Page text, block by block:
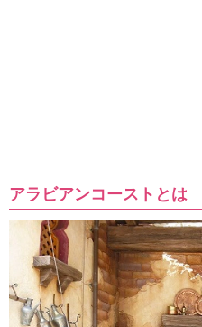
アラビアンコーストとは